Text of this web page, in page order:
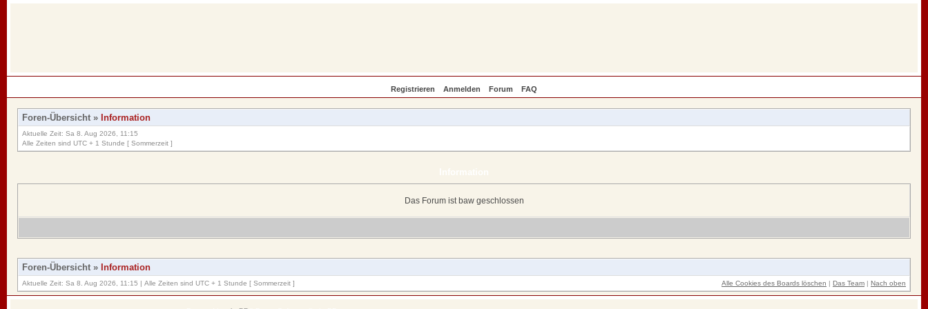
Registrieren Anmelden Forum FAQ
Foren-Übersicht » Information
Aktuelle Zeit: Sa 8. Aug 2026, 11:15
Alle Zeiten sind UTC + 1 Stunde [ Sommerzeit ]
Das Forum ist baw geschlossen
Foren-Übersicht » Information
Aktuelle Zeit: Sa 8. Aug 2026, 11:15 | Alle Zeiten sind UTC + 1 Stunde [ Sommerzeit ] Alle Cookies des Boards löschen | Das Team | Nach oben